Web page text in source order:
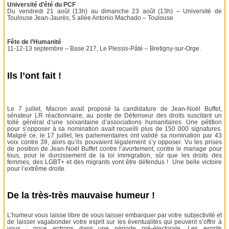
Université d’été du PCF
Du vendredi 21 août (13h) au dimanche 23 août (13h) – Université de
Toulouse Jean-Jaurès, 5 allée Antonio Machado – Toulouse.
Fête de l’Humanité
11-12-13 septembre – Base 217, Le Plessis-Pâté – Bretigny-sur-Orge.
Ils l’ont fait !
Le 7 juillet, Macron avait proposé la candidature de Jean-Noël Buffet,
sénateur LR réactionnaire, au poste de Défenseur des droits suscitant un
tollé général d’une soixantaine d’associations humanitaires. Une pétition
pour s’opposer à sa nomination avait recueilli plus de 150 000 signatures.
Malgré ce, le 17 juillet, les parlementaires ont validé sa nomination par 43
voix contre 39, alors qu’ils pouvaient légalement s’y opposer. Vu les prises
de position de Jean-Noël Buffet contre l’avortement, contre le mariage pour
tous, pour le durcissement de la loi immigration, sûr que les droits des
femmes, des LGBT+ et des migrants vont être défendus ! Une belle victoire
pour l’extrême droite.
De la très-très mauvaise humeur !
L’humeur vous laisse libre de vous laisser embarquer par votre subjectivité et
de laisser vagabonder votre esprit sur les éventualités qui peuvent s’offrir à